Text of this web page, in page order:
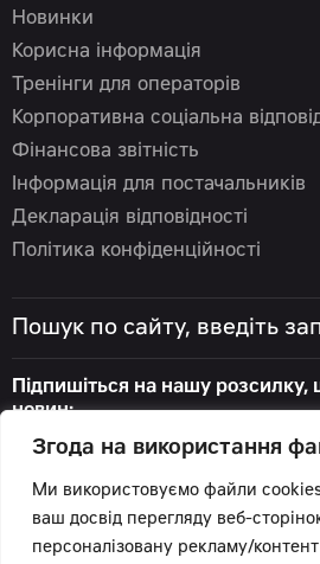
Згода на використання
Ми використовуємо файли
ваш досвід перегляду веб-
персоналізовану рекламу/контент
Новинки
Корисна інформація
Тренінги для операторів
Корпоративна соціальна
Фінансова звітність
Інформація для постачальників
Декларація відповідності
Політика конфіденційності
Підпишіться на нашу розсилку,
новин:
Всі права захищені.